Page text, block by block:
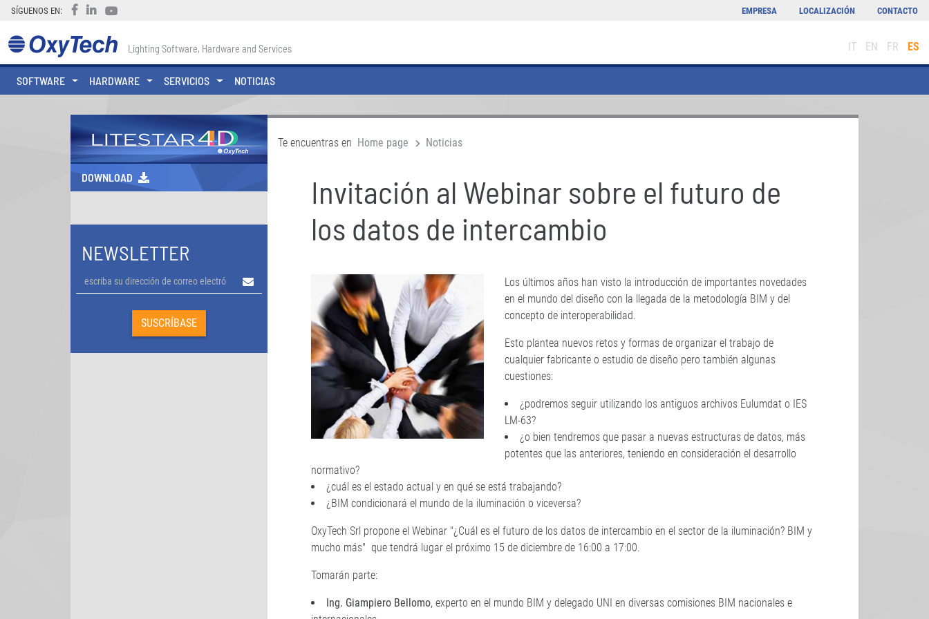
SÍGUENOS EN:
IT EN FR ES
Lighting Software, Hardware and Services
SOFTWARE HARDWARE SERVICIOS NOTICIAS
EMPRESA LOCALIZACIÓN CONTACTO
DOWNLOAD
NEWSLETTER
Te encuentras en Home page Noticias
Invitación al Webinar sobre el futuro de
los datos de intercambio
Los últimos años han visto la introducción de importantes novedades
en el mundo del diseño con la llegada de la metodología BIM y del
concepto de interoperabilidad.
Esto plantea nuevos retos y formas de organizar el trabajo de
cualquier fabricante o estudio de diseño pero también algunas
cuestiones:
¿podremos seguir utilizando los antiguos archivos Eulumdat o IES
LM-63?
¿o bien tendremos que pasar a nuevas estructuras de datos, más
potentes que las anteriores, teniendo en consideración el desarrollo
normativo?
¿cuál es el estado actual y en qué se está trabajando?
¿BIM condicionará el mundo de la iluminación o viceversa?
OxyTech Srl propone el Webinar "¿Cuál es el futuro de los datos de intercambio en el sector de la iluminación? BIM y
mucho más" que tendrá lugar el próximo 15 de diciembre de 16:00 a 17:00.
Tomarán parte:
Ing. Giampiero Bellomo, experto en el mundo BIM y delegado UNI en diversas comisiones BIM nacionales e